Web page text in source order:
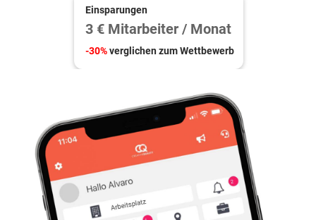
Einsparungen
3 € Mitarbeiter / Monat
-30%verglichen zum Wettbewerb